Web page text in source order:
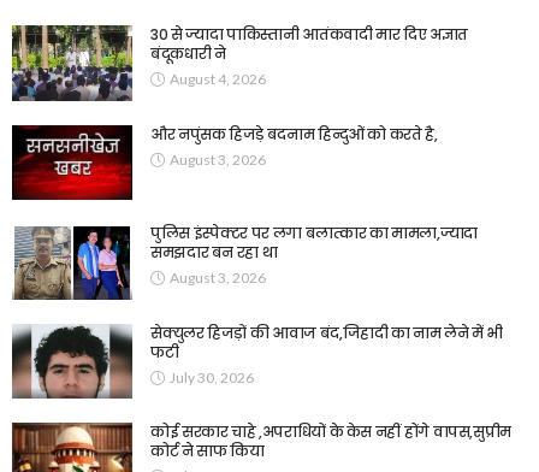
30 से ज्यादा पाकिस्तानी आतंकवादी मार दिए अज्ञात
बंदूकधारी ने
August 4, 2026
और नपुंसक हिजड़े बदनाम हिन्दुओं को करते है,
August 3, 2026
पुलिस इंस्पेक्टर पर लगा बलात्कार का मामला,ज्यादा
समझदार बन रहा था
August 3, 2026
सेक्युलर हिजड़ों की आवाज बंद,जिहादी का नाम लेने में भी
फटी
July 30, 2026
कोई सरकार चाहे ,अपराधियों के केस नहीं होंगे वापस,सुप्रीम
कोर्ट ने साफ किया